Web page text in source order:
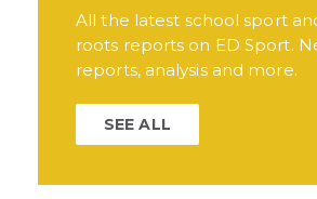
All the latest school sport
roots reports on ED Sport.
reports, analysis and more.
SEE ALL